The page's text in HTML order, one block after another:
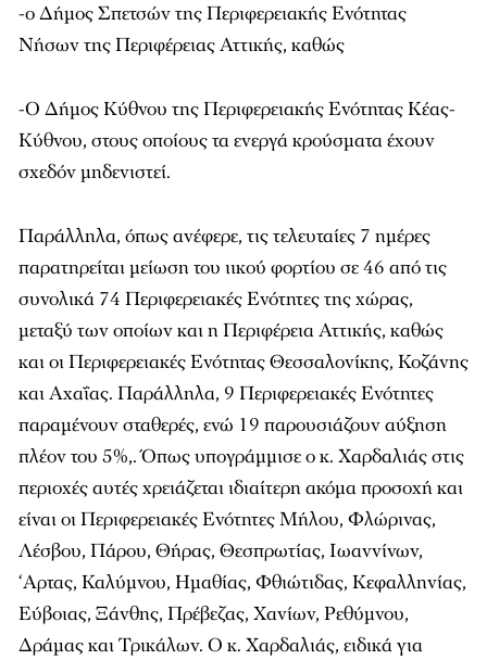
-ο Δήμος Σπετσών της Περιφερειακής Ενότητας
Νήσων της Περιφέρειας Αττικής, καθώς
-Ο Δήμος Κύθνου της Περιφερειακής Ενότητας Κέας-
Κύθνου, στους οποίους τα ενεργά κρούσματα έχουν
σχεδόν μηδενιστεί.
Παράλληλα, όπως ανέφερε, τις τελευταίες 7 ημέρες
παρατηρείται μείωση του ιικού φορτίου σε 46 από τις
συνολικά 74 Περιφερειακές Ενότητες της χώρας,
μεταξύ των οποίων και η Περιφέρεια Αττικής, καθώς
και οι Περιφερειακές Ενότητας Θεσσαλονίκης, Κοζάνης
και Αχαΐας. Παράλληλα, 9 Περιφερειακές Ενότητες
παραμένουν σταθερές, ενώ 19 παρουσιάζουν αύξηση
πλέον του 5%,. Όπως υπογράμμισε ο κ. Χαρδαλιάς στις
περιοχές αυτές χρειάζεται ιδιαίτερη ακόμα προσοχή και
είναι οι Περιφερειακές Ενότητες Μήλου, Φλώρινας,
Λέσβου, Πάρου, Θήρας, Θεσπρωτίας, Ιωαννίνων,
‘Αρτας, Καλύμνου, Ημαθίας, Φθιώτιδας, Κεφαλληνίας,
Εύβοιας, Ξάνθης, Πρέβεζας, Χανίων, Ρεθύμνου,
Δράμας και Τρικάλων. Ο κ. Χαρδαλιάς, ειδικά για